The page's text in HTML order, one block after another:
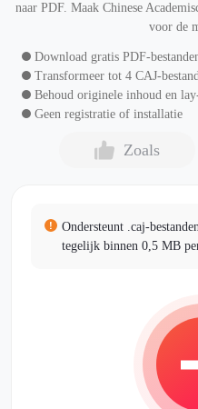
naar PDF. Maak Chinese
voor de
Download gratis PDF-
Transformeer tot 4 CAJ-
Behoud originele inhoud en
Geen registratie of installatie
Zoals
Ondersteunt .caj-
tegelijk binnen 0,5 MB